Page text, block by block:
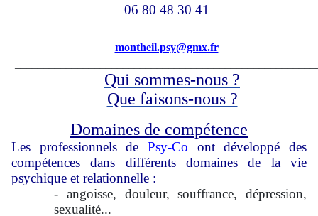
06 80 48 30
montheil.psy@gmx.fr
Qui sommes-nous ?
Que faisons-nous ?
Domaines de compétence
Les professionnels de Psy-Co ont développé des
compétences dans différents domaines de la vie
psychique et relationnelle :
- angoisse, douleur, souffrance, dépression,
sexualité...